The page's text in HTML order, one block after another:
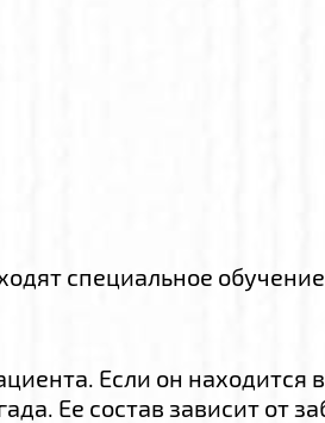
специальное
Если он находится
Ее состав зависит от